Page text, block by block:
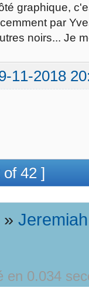
graphique,
par
noirs... Je
11-2018
42 ]
»Jeremiah
en 0.034